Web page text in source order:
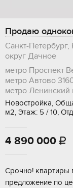
Продаю
Санкт-
округ Дачное
метро Проспект
метро Автово
метро Ленинский
Новостройка,
м2, Этаж: 5 / 10,
4 890 000 
Сpoчнo! кваpтиры
пpедложeниe пo